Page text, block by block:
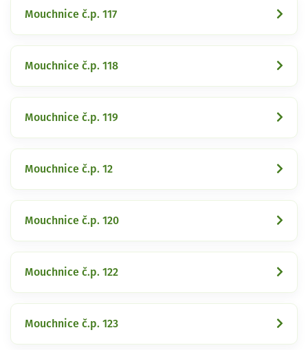
Mouchnice č.p. 117
Mouchnice č.p. 118
Mouchnice č.p. 119
Mouchnice č.p. 12
Mouchnice č.p. 120
Mouchnice č.p. 122
Mouchnice č.p. 123